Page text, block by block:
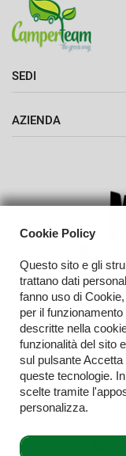
SEDI
AZIENDA
Copyright © 2026
l'informativa sulla
Sito creato da:
Cookie Policy
Questo sito e gli
trattano dati
fanno uso di
per il
descritte nella
funzionalità del sito
sul pulsante
queste tecnologie.
scelte tramite
personalizza.